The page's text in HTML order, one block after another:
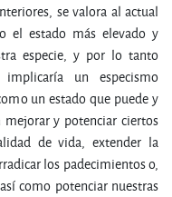
se valora al actual
el estado más elevado y
especie, y por lo tanto
un especismo
un estado que puede y
mejorar y potenciar ciertos
de vida, extender la
los padecimientos o,
como potenciar nuestras